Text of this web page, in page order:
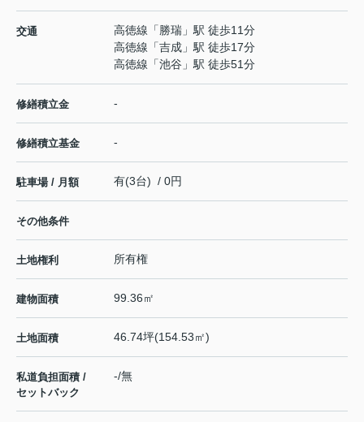
交通 高徳線 「 勝瑞 」駅 徒歩11分
高徳線 「吉成 」駅 徒歩17分
高徳線 「池谷 」駅 徒歩51分
修繕積立金 -
修繕積立基金 -
駐車場 / 月額 有(3台) / 0円
その他条件
土地権利 所有権
建物面積 99.36㎡
土地面積 46.74坪(154.53㎡)
私道負担面積 /
セットバック
-/無